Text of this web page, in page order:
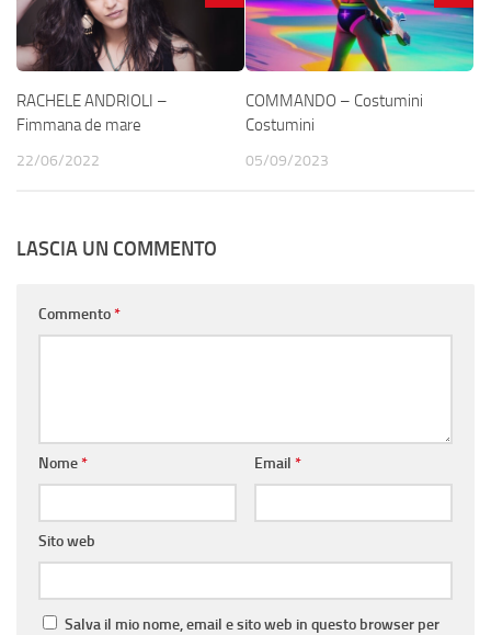
RACHELE ANDRIOLI –
Fimmana de mare
22/06/2022
COMMANDO – Costumini
Costumini
05/09/2023
LASCIA UN COMMENTO
Commento*
Nome* Email *
Sito web
Salva il mio nome, email e sito web in questo browser per